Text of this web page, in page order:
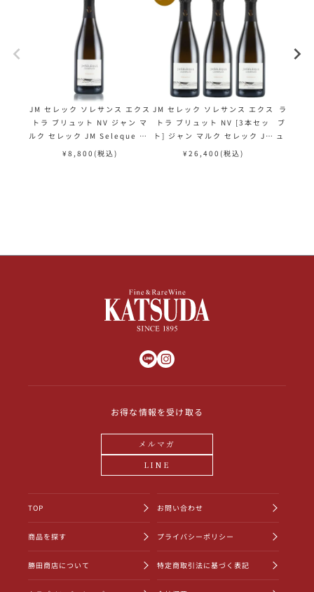
JM セレック ソレサンス エクス
トラ ブリュット NV ジャン マ
ルク セレック JM Seleque So
lessence Extra Brut フラン
¥ 8,800 (税込)
JM セレック ソレサンス エクス
トラ ブリュット NV [3本セッ
ト] ジャン マルク セレック JM
Seleque Solessence Extra
¥ 26,400 (税込)
ラエル
ブリュ
ュ
お得な情報を受け取る
メルマガ
LINE
TOP
商品を探す
勝田商店について
お問い合わせ
プライバシーポリシー
特定商取引法に基づく表記